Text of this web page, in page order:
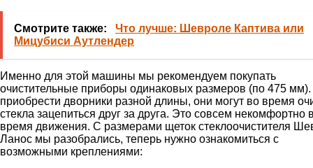
Смотрите также:
Что лучше: Шевроле Каптива или
Мицубиси Аутлендер
Именно для этой машины мы рекомендуем покупать
очистительные приборы одинаковых размеров (по 475
приобрести дворники разной длины, они могут во время
стекла зацепиться друг за друга. Это совсем некомфортно
время движения. С размерами щеток стеклоочистителя
Ланос мы разобрались, теперь нужно ознакомиться с
возможными креплениями: